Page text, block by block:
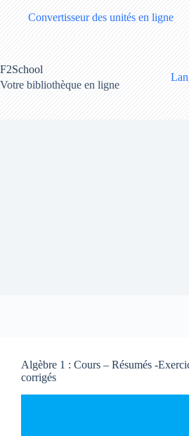
Convertisseur des unités en ligne
F2School
Votre bibliothèque en ligne
Algèbre 1 : Cours – Résumés -
corrigés